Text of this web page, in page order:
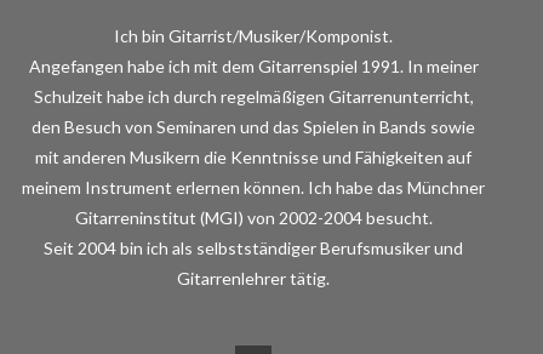
Ich bin Gitarrist/Musiker/Komponist.
Angefangen habe ich mit dem Gitarrenspiel 1991. In meiner
Schulzeit habe ich durch regelmäßigen Gitarrenunterricht,
den Besuch von Seminaren und das Spielen in Bands sowie
mit anderen Musikern die Kenntnisse und Fähigkeiten auf
meinem Instrument erlernen können. Ich habe das Münchner
Gitarreninstitut (MGI) von 2002-2004 besucht.
Seit 2004 bin ich als selbstständiger Berufsmusiker und
Gitarrenlehrer tätig.